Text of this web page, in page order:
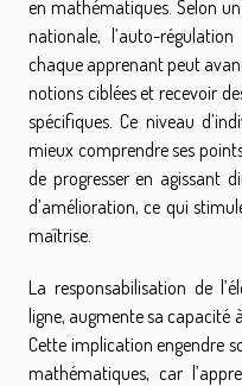
en mathématiques. Selon
nationale, l’auto-
chaque apprenant peut
notions ciblées et recevoir
spécifiques. Ce niveau
mieux comprendre ses
de progresser en agissant
d’amélioration, ce qui
maîtrise.
La responsabilisation de
ligne, augmente sa capacité
Cette implication engendre
mathématiques, car